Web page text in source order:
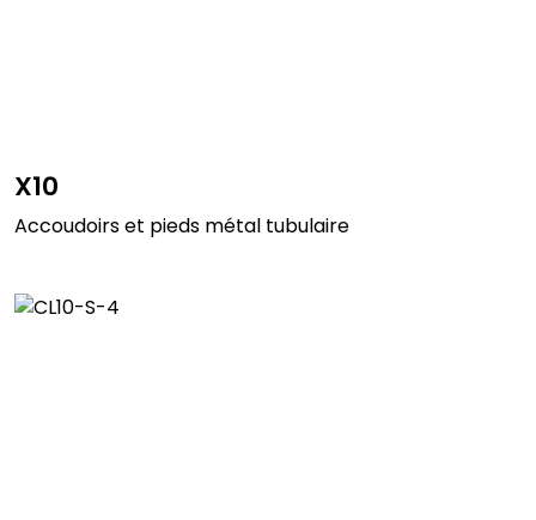
X10
Accoudoirs et pieds métal tubulaire